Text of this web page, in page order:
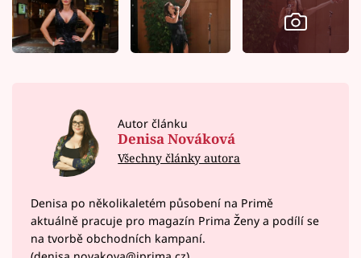
Autor článku
Denisa Nováková
Všechny články autora
Denisa po několikaletém působení na Primě
aktuálně pracuje pro magazín Prima Ženy a podílí se
na tvorbě obchodních kampaní.